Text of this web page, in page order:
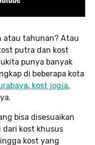
atau tahunan? Atau
putra dan kost
punya banyak
di beberapa kota
, kost jogja,
bisa disesuaikan
dari kost khusus
kost yang